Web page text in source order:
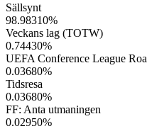
Sällsynt
98.98310%
Veckans lag (TOTW)
0.74430%
UEFA Conference League
0.03680%
Tidsresa
0.03680%
FF: Anta utmaningen
0.02950%